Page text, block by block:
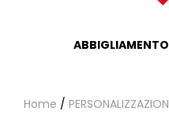
ABBIGLIAMENTO
Home /